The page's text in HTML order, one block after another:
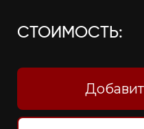
СТОИМОСТЬ: